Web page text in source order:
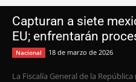
Capturan a siete
EU; enfrentarán
Nacional 18 de marzo de 2026
La Fiscalía General de la